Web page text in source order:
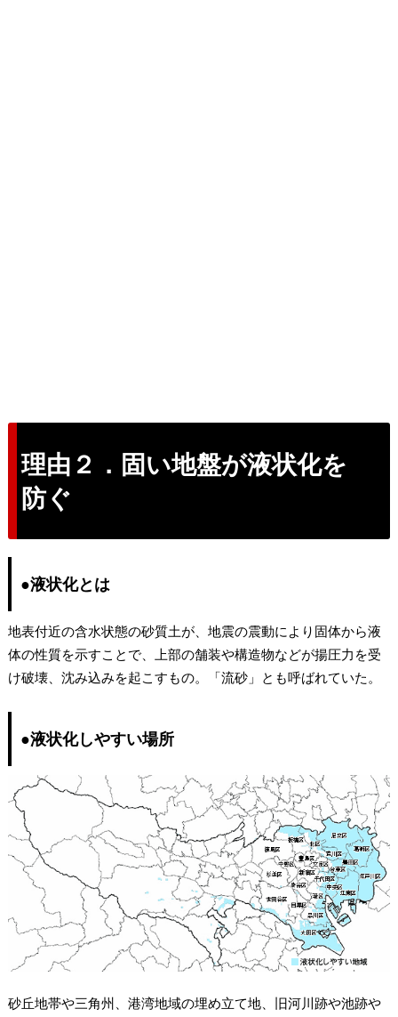
理由２．固い地盤が液状化を
防ぐ
●液状化とは
地表付近の含水状態の砂質土が、地震の震動により固体から液
体の性質を示すことで、上部の舗装や構造物などが揚圧力を受
け破壊、沈み込みを起こすもの。「流砂」とも呼ばれていた。
●液状化しやすい場所
砂丘地帯や三角州、港湾地域の埋め立て地、旧河川跡や池跡や